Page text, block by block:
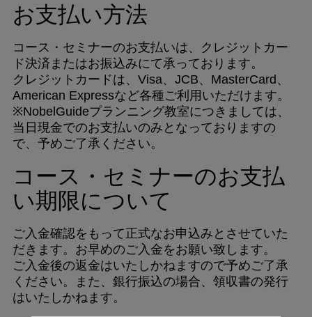
お支払い方法
コース・セミナーのお支払いは、クレジットカー
ド決済またはお振込みにて承っております。
クレジットカードは、Visa、JCB、MasterCard、
American Expressなど各種ご利用いただけます。
※NobelGuideプランニング教室につきましては、
当日現金でのお支払いのみとなっておりますの
で、予めご了承ください。
コース・セミナーのお支払
い期限について
ご入金確認をもって正式なお申込みとさせていた
だきます。お早めのご入金をお願い致します。
ご入金後の返金はいたしかねますので予めご了承
ください。また、銀行振込の場合、領収書の発行
はいたしかねます。